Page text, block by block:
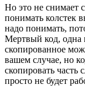
Но это не снимает
понимать колстек
надо понимать,
Мертвый код, одна
скопированное
вашем случае, но
скопировать часть
просто не будет